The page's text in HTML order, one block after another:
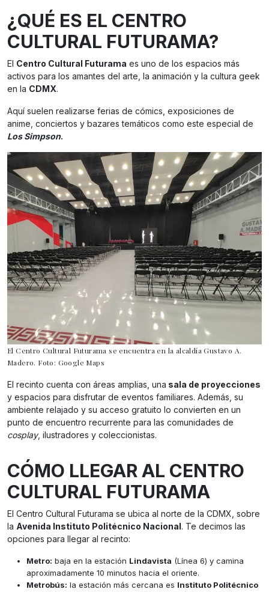
¿QUÉ ES EL CENTRO
CULTURAL FUTURAMA?
El Centro Cultural Futurama es uno de los espacios más
activos para los amantes del arte, la animación y la cultura geek
en la CDMX.
Aquí suelen realizarse ferias de cómics, exposiciones de
anime, conciertos y bazares temáticos como este especial de
Los Simpson.
El Centro Cultural Futurama se encuentra en la alcaldía Gustavo A.
Madero. Foto: Google Maps
El recinto cuenta con áreas amplias, una sala de proyecciones
y espacios para disfrutar de eventos familiares. Además, su
ambiente relajado y su acceso gratuito lo convierten en un
punto de encuentro recurrente para las comunidades de
cosplay, ilustradores y coleccionistas.
CÓMO LLEGAR AL CENTRO
CULTURAL FUTURAMA
El Centro Cultural Futurama se ubica al norte de la CDMX, sobre
la Avenida Instituto Politécnico Nacional. Te decimos las
opciones para llegar al recinto:
Metro: baja en la estación Lindavista (Línea 6) y camina
aproximadamente 10 minutos hacia el oriente.
Metrobús: la estación más cercana es Instituto Politécnico